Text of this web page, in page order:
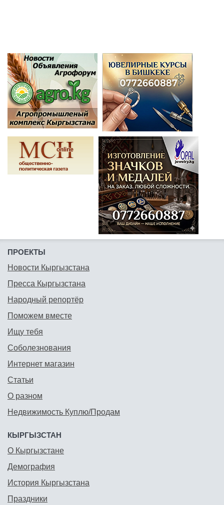
ПРОЕКТЫ
Новости Кыргызстана
Пресса Кыргызстана
Народный репортёр
Поможем вместе
Ищу тебя
Соболезнования
Интернет магазин
Статьи
О разном
Недвижимость Куплю/Продам
КЫРГЫЗСТАН
О Кыргызстане
Демография
История Кыргызстана
Праздники